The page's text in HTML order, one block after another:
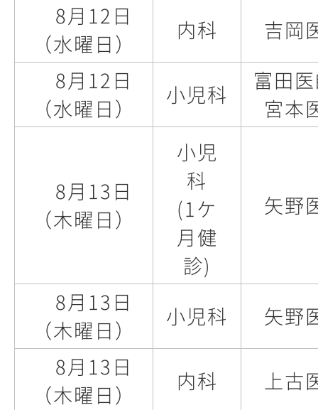
8月12日
（水曜日）
内科
吉岡
8月12日
（水曜日）
小児科
富田
宮本
8月13日
（木曜日）
小児
科
(1ケ
月健
診)
矢野
8月13日
（木曜日）
小児科
矢野
8月13日
（木曜日）
内科
上古